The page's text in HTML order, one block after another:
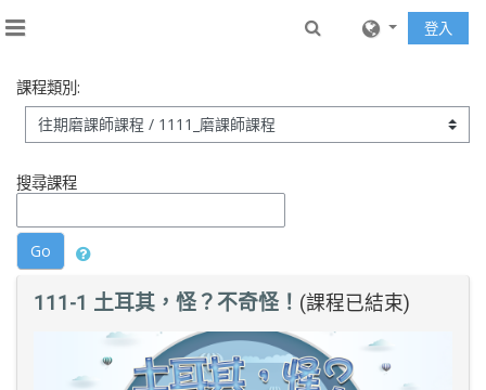
Toggle search
登入
課程類別:
搜尋課程
Go
111-1 土耳其，怪？不奇怪！ (課程已結束)